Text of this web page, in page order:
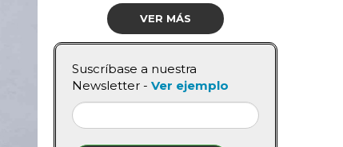
VER MÁS
Suscríbase a nuestra
Newsletter - Ver ejemplo